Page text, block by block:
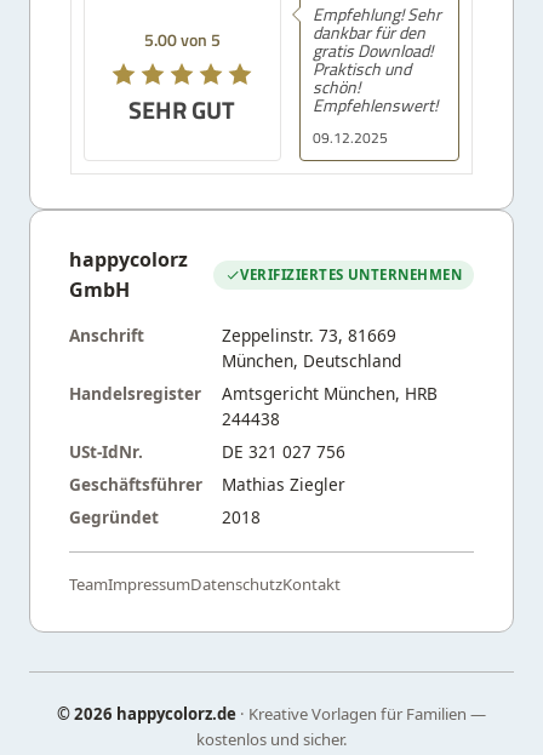
5.00 von 5
SEHR GUT
09.12.2025
Empfehlung! Sehr
dankbar für den
gratis Download!
Praktisch und
schön!
Empfehlenswert!
happycolorz
GmbH
VERIFIZIERTES UNTERNEHMEN
Anschrift
Zeppelinstr. 73, 81669
München, Deutschland
Handelsregister
Amtsgericht München, HRB
244438
USt-IdNr.
DE 321 027 756
Geschäftsführer
Mathias Ziegler
Gegründet
2018
TeamImpressumDatenschutzKontakt
©2026 happycolorz.de · Kreative Vorlagen für Familien —
kostenlos und sicher.